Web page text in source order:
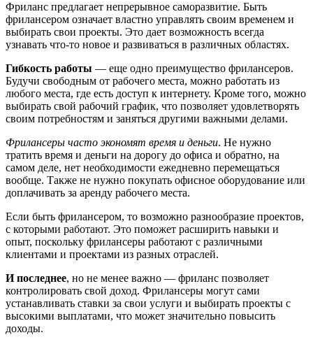
Фриланс предлагает непрерывное саморазвитие. Быть
фрилансером означает властно управлять своим временем и
выбирать свои проекты. Это дает возможность всегда
узнавать что-то новое и развиваться в различных областях.
Гибкость работы — еще одно преимущество фрилансеров.
Будучи свободным от рабочего места, можно работать из
любого места, где есть доступ к интернету. Кроме того, можно
выбирать свой рабочий график, что позволяет удовлетворять
своим потребностям и заняться другими важными делами.
Фрилансеры часто экономят время и деньги. Не нужно
тратить время и деньги на дорогу до офиса и обратно, на
самом деле, нет необходимости ежедневно перемещаться
вообще. Также не нужно покупать офисное оборудование или
доплачивать за аренду рабочего места.
Если быть фрилансером, то возможно разнообразие проектов,
с которыми работают. Это поможет расширить навыки и
опыт, поскольку фрилансеры работают с различными
клиентами и проектами из разных отраслей.
И последнее, но не менее важно — фриланс позволяет
контролировать свой доход. Фрилансеры могут сами
устанавливать ставки за свои услуги и выбирать проекты с
высокими выплатами, что может значительно повысить
доходы.